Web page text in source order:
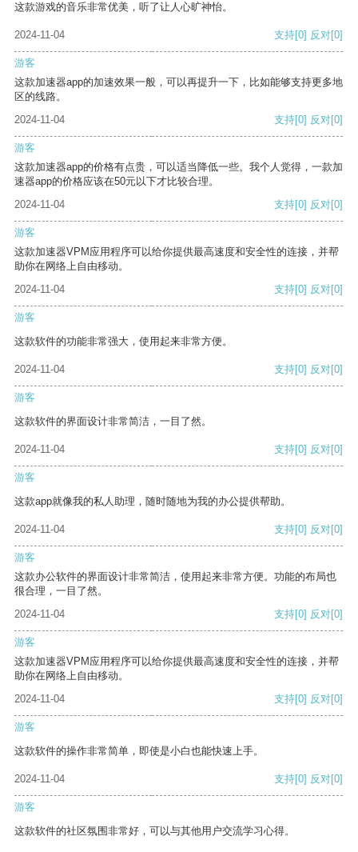
这款游戏的音乐非常优美，听了让人心旷神怡。
2024-11-04 支持[0] 反对[0]
游客
这款加速器app的加速效果一般，可以再提升一下，比如能够支持更多地
区的线路。
2024-11-04
支持[0] 反对[0]
游客
这款加速器app的价格有点贵，可以适当降低一些。我个人觉得，一款加
速器app的价格应该在50元以下才比较合理。
2024-11-04
支持[0] 反对[0]
游客
这款加速器VPM应用程序可以给你提供最高速度和安全性的连接，并帮
助你在网络上自由移动。
2024-11-04
支持[0] 反对[0]
游客
这款软件的功能非常强大，使用起来非常方便。
2024-11-04 支持[0] 反对[0]
游客
这款软件的界面设计非常简洁，一目了然。
2024-11-04 支持[0] 反对[0]
游客
这款app就像我的私人助理，随时随地为我的办公提供帮助。
2024-11-04 支持[0] 反对[0]
游客
这款办公软件的界面设计非常简洁，使用起来非常方便。功能的布局也
很合理，一目了然。
2024-11-04
支持[0] 反对[0]
游客
这款加速器VPM应用程序可以给你提供最高速度和安全性的连接，并帮
助你在网络上自由移动。
2024-11-04
支持[0] 反对[0]
游客
这款软件的操作非常简单，即使是小白也能快速上手。
2024-11-04 支持[0] 反对[0]
游客
这款软件的社区氛围非常好，可以与其他用户交流学习心得。